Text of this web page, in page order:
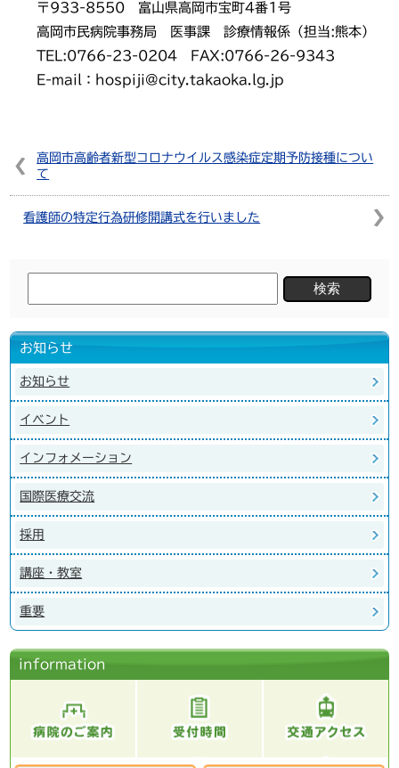
〒933-8550 富山県高岡市宝町4番1号
高岡市民病院事務局 医事課 診療情報係（担当:熊本）
TEL:0766-23-0204 FAX:0766-26-9343
E-mail：hospiji@city.takaoka.lg.jp
高岡市高齢者新型コロナウイルス感染症定期予防接種につい
て
看護師の特定行為研修開講式を行いました
索:
お知らせ
お知らせ
イベント
インフォメーション
国際医療交流
採用
講座・教室
重要
information